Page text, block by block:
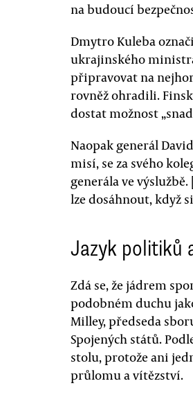
na budoucí
Dmytro Kuleba
ukrajinského
připravovat na
rovněž ohradili.
dostat možnost
Naopak generál
misí, se za svého
generála ve
lze dosáhnout, když
Jazyk politiků
Zdá se, že jádrem
podobném duchu
Milley, předseda
Spojených států.
stolu, protože ani
průlomu a vítězství.